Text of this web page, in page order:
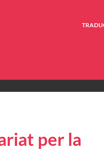
per la